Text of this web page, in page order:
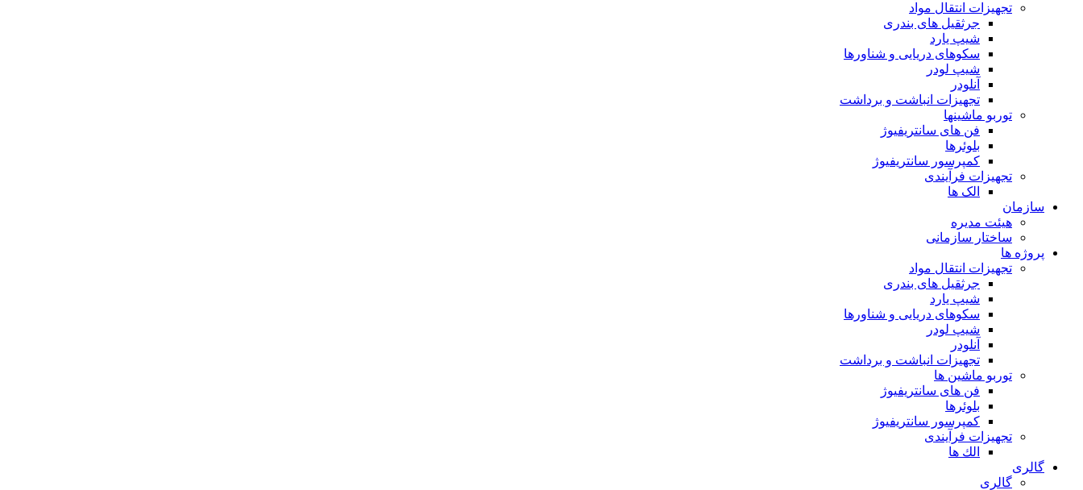
تجهیزات انتقال مواد
جرثقیل های بندری
شیپ یارد
سکوهای دریایی و شناورها
شیپ لودر
آنلودر
تجهیزات انباشت و برداشت
توربو ماشینها
فن های سانتریفیوژ
بلوئرها
کمپرسور سانتریفیوژ
تجهیزات فرآیندی
الک ها
سازمان
هيئت مديره
ساختار سازمانی
پروژه ها
تجهيزات انتقال مواد
جرثقيل های بندری
شيپ يارد
سكوهای دريايی و شناورها
شيپ لودر
آنلودر
تجهيزات انباشت و برداشت
توربو ماشين ها
فن های سانتريفيوژ
بلوئرها
کمپرسور سانتریفیوژ
تجهیزات فرآیندی
الك ها
گالری
گالری